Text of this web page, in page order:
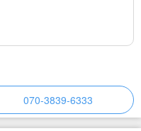
070-3839-6333